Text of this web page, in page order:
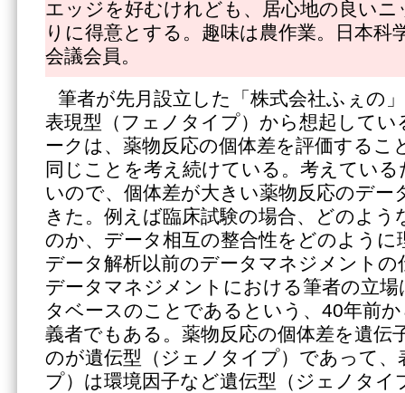
エッジを好むけれども、居心地の良い
りに得意とする。趣味は農作業。日本科
会議会員。
筆者が先月設立した「株式会社ふぇの
表現型（フェノタイプ）から想起して
ークは、薬物反応の個体差を評価するこ
同じことを考え続けている。考えてい
いので、個体差が大きい薬物反応のデー
きた。例えば臨床試験の場合、どのよう
のか、データ相互の整合性をどのよう
データ解析以前のデータマネジメントの
データマネジメントにおける筆者の立
タベースのことであるという、40年前
義者でもある。薬物反応の個体差を遺伝
のが遺伝型（ジェノタイプ）であって
プ）は環境因子など遺伝型（ジェノタイ